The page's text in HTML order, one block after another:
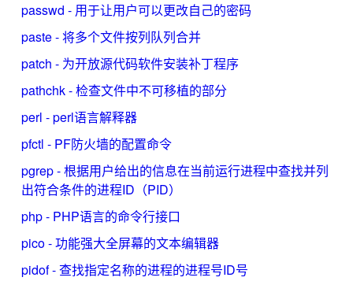
passwd - 用于让用户可以更改自己的密码
paste - 将多个文件按列队列合并
patch - 为开放源代码软件安装补丁程序
pathchk - 检查文件中不可移植的部分
perl - perl语言解释器
pfctl - PF防火墙的配置命令
pgrep - 根据用户给出的信息在当前运行进程中查找并列
出符合条件的进程ID（PID）
php - PHP语言的命令行接口
pico - 功能强大全屏幕的文本编辑器
pidof - 查找指定名称的进程的进程号ID号